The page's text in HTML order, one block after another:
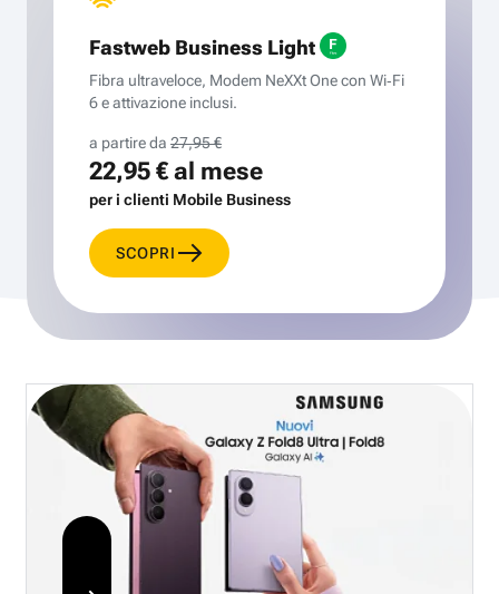
Fastweb Business Light
Fibra ultraveloce, Modem NeXXt One con Wi‑Fi
6 e attivazione inclusi.
a partire da 27,95 €
22,95 €al mese
per i clienti Mobile Business
SCOPRI